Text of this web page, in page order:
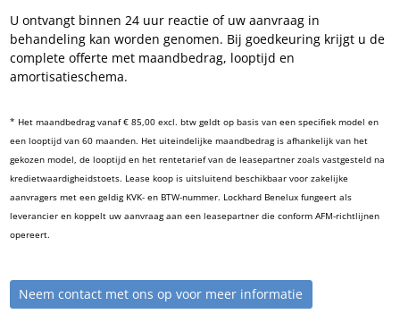
U ontvangt binnen 24 uur reactie of uw aanvraag in
behandeling kan worden genomen. Bij goedkeuring krijgt u de
complete offerte met maandbedrag, looptijd en
amortisatieschema.
* Het maandbedrag vanaf € 85,00 excl. btw geldt op basis van een specifiek model en
een looptijd van 60 maanden. Het uiteindelijke maandbedrag is afhankelijk van het
gekozen model, de looptijd en het rentetarief van de leasepartner zoals vastgesteld na
kredietwaardigheidstoets. Lease koop is uitsluitend beschikbaar voor zakelijke
aanvragers met een geldig KVK- en BTW-nummer. Lockhard Benelux fungeert als
leverancier en koppelt uw aanvraag aan een leasepartner die conform AFM-richtlijnen
opereert.
Neem contact met ons op voor meer informatie